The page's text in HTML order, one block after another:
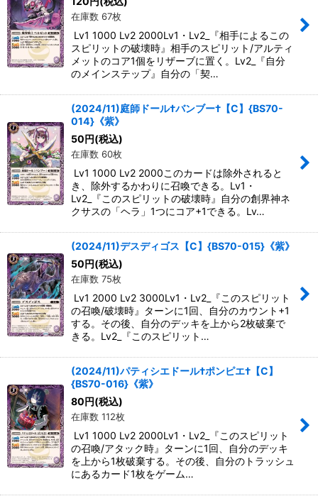
在庫数 67枚
Lv1 1000 Lv2 2000Lv1・Lv2_『相手によるこの
スピリットの破壊時』相手のスピリット/アルティ
メットのコア1個をリザーブに置く。Lv2_『自分
のメインステップ』自分の「契…
(2024/11)庭師ドール†バンブー†【C】{BS70-
014}《紫》
50円(税込)
在庫数 60枚
Lv1 1000 Lv2 2000このカードは除外されると
き、除外するかわりに召喚できる。Lv1・
Lv2_『このスピリットの破壊時』自分の創界神ネ
クサスの「ヘラ」1つにコア+1できる。Lv…
(2024/11)デスディゴス【C】{BS70-015}《紫》
50円(税込)
在庫数 75枚
Lv1 2000 Lv2 3000Lv1・Lv2_『このスピリット
の召喚/破壊時』ターンに1回、自分のカウント+1
する。その後、自分のデッキを上から2枚破棄で
きる。Lv2_『このスピリット…
(2024/11)パティシエドール†ポンピエ†【C】
{BS70-016}《紫》
80円(税込)
在庫数 112枚
Lv1 1000 Lv2 2000Lv1・Lv2_『このスピリット
の召喚/アタック時』ターンに1回、自分のデッキ
を上から1枚破棄する。その後、自分のトラッシュ
にあるカード1枚をゲーム…